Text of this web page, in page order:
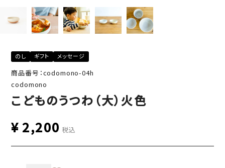
のし ギフト メッセージ
商品番号：codomono-04h
codomono
こどものうつわ（大）火色
¥2,200 税込